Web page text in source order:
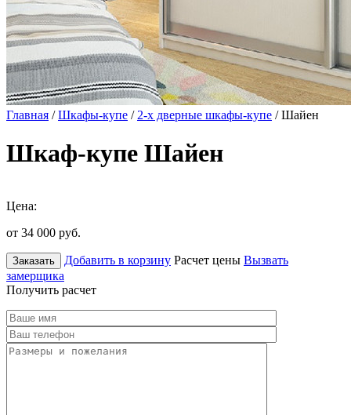
Главная /Шкафы-купе / 2-х дверные шкафы-купе / Шайен
Шкаф-купе Шайен
Цена:
от 34 000 руб.
Заказать Добавить в корзину Расчет цены Вызвать
замерщика
Получить расчет